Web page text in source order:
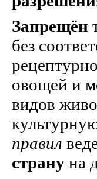
Запрещён
без
овощей и
видов
правил
страну на